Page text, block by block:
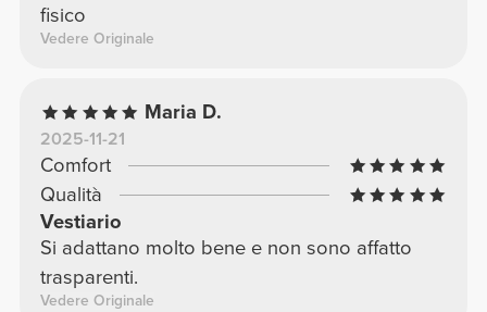
fisico
Vedere Originale
Maria D.
2025-11-21
Comfort
Qualità
Vestiario
Si adattano molto bene e non sono affatto
trasparenti.
Vedere Originale